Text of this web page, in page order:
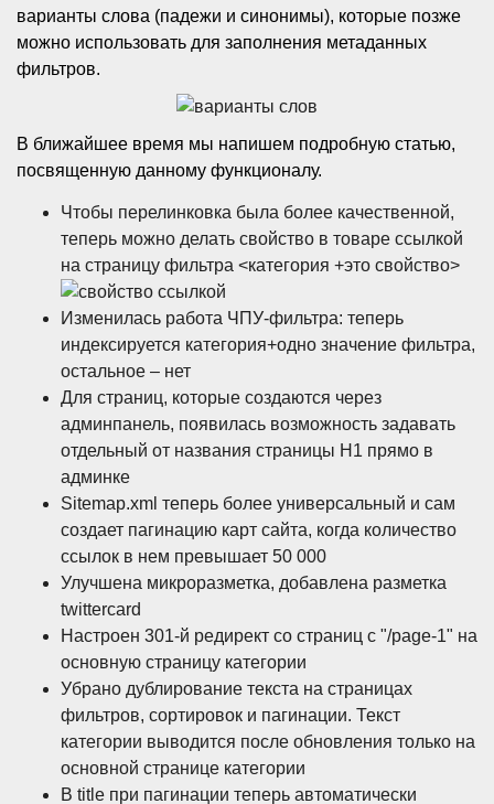
варианты слова (падежи и синонимы), которые позже
можно использовать для заполнения метаданных
фильтров.
В ближайшее время мы напишем подробную статью,
посвященную данному функционалу.
Чтобы перелинковка была более качественной,
теперь можно делать свойство в товаре ссылкой
на страницу фильтра <категория +это свойство>
Изменилась работа ЧПУ-фильтра: теперь
индексируется категория+одно значение фильтра,
остальное – нет
Для страниц, которые создаются через
админпанель, появилась возможность задавать
отдельный от названия страницы Н1 прямо в
админке
Sitemap.xml теперь более универсальный и сам
создает пагинацию карт сайта, когда количество
ссылок в нем превышает 50 000
Улучшена микроразметка, добавлена разметка
twittercard
Настроен 301-й редирект со страниц с "/page-1" на
основную страницу категории
Убрано дублирование текста на страницах
фильтров, сортировок и пагинации. Текст
категории выводится после обновления только на
основной странице категории
В title при пагинации теперь автоматически